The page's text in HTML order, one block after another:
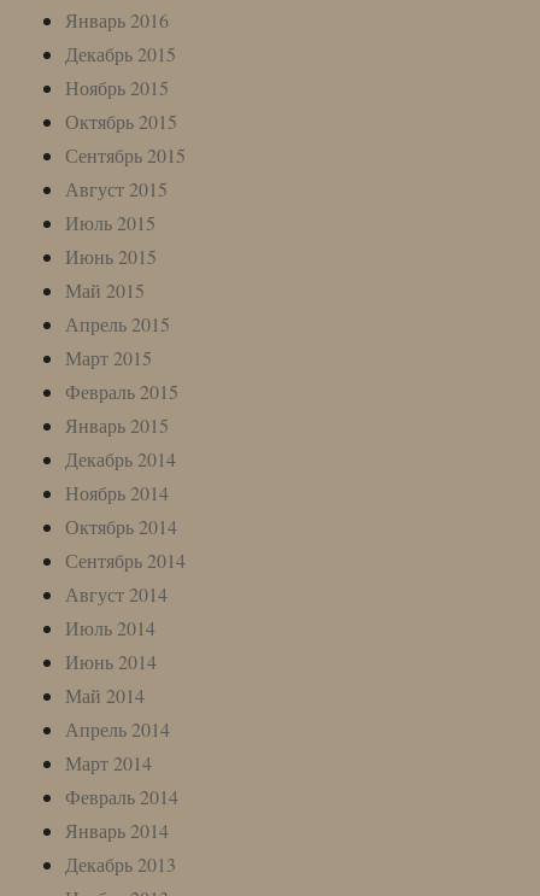
Январь 2016
Декабрь 2015
Ноябрь 2015
Октябрь 2015
Сентябрь 2015
Август 2015
Июль 2015
Июнь 2015
Май 2015
Апрель 2015
Март 2015
Февраль 2015
Январь 2015
Декабрь 2014
Ноябрь 2014
Октябрь 2014
Сентябрь 2014
Август 2014
Июль 2014
Июнь 2014
Май 2014
Апрель 2014
Март 2014
Февраль 2014
Январь 2014
Декабрь 2013